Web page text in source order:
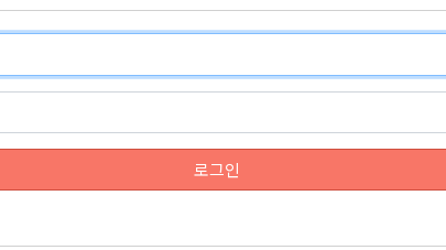
로그인